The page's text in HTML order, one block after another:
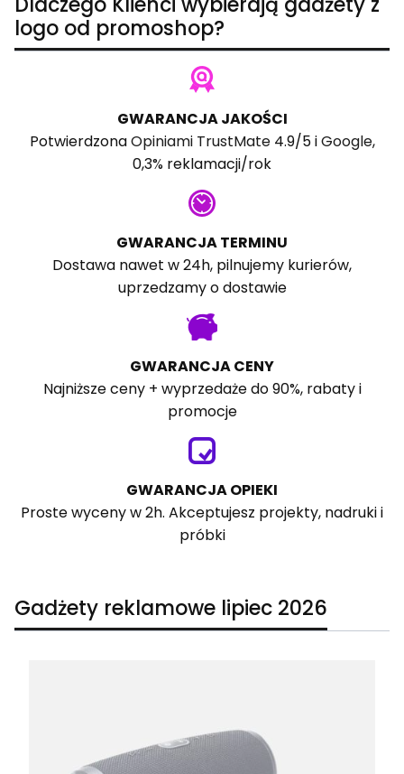
logo od promoshop?
GWARANCJA JAKOŚCI
PotwierdzonaOpiniami TrustMate4.9/5 iGoogle,
0,3% reklamacji/rok
GWARANCJA TERMINU
Dostawa nawet w 24h, pilnujemy kurierów,
uprzedzamy o dostawie
GWARANCJA CENY
Najniższe ceny + wyprzedaże do 90%, rabaty i
promocje
GWARANCJA OPIEKI
Proste wyceny w 2h. Akceptujesz projekty, nadruki i
próbki
Gadżety reklamowe lipiec 2026